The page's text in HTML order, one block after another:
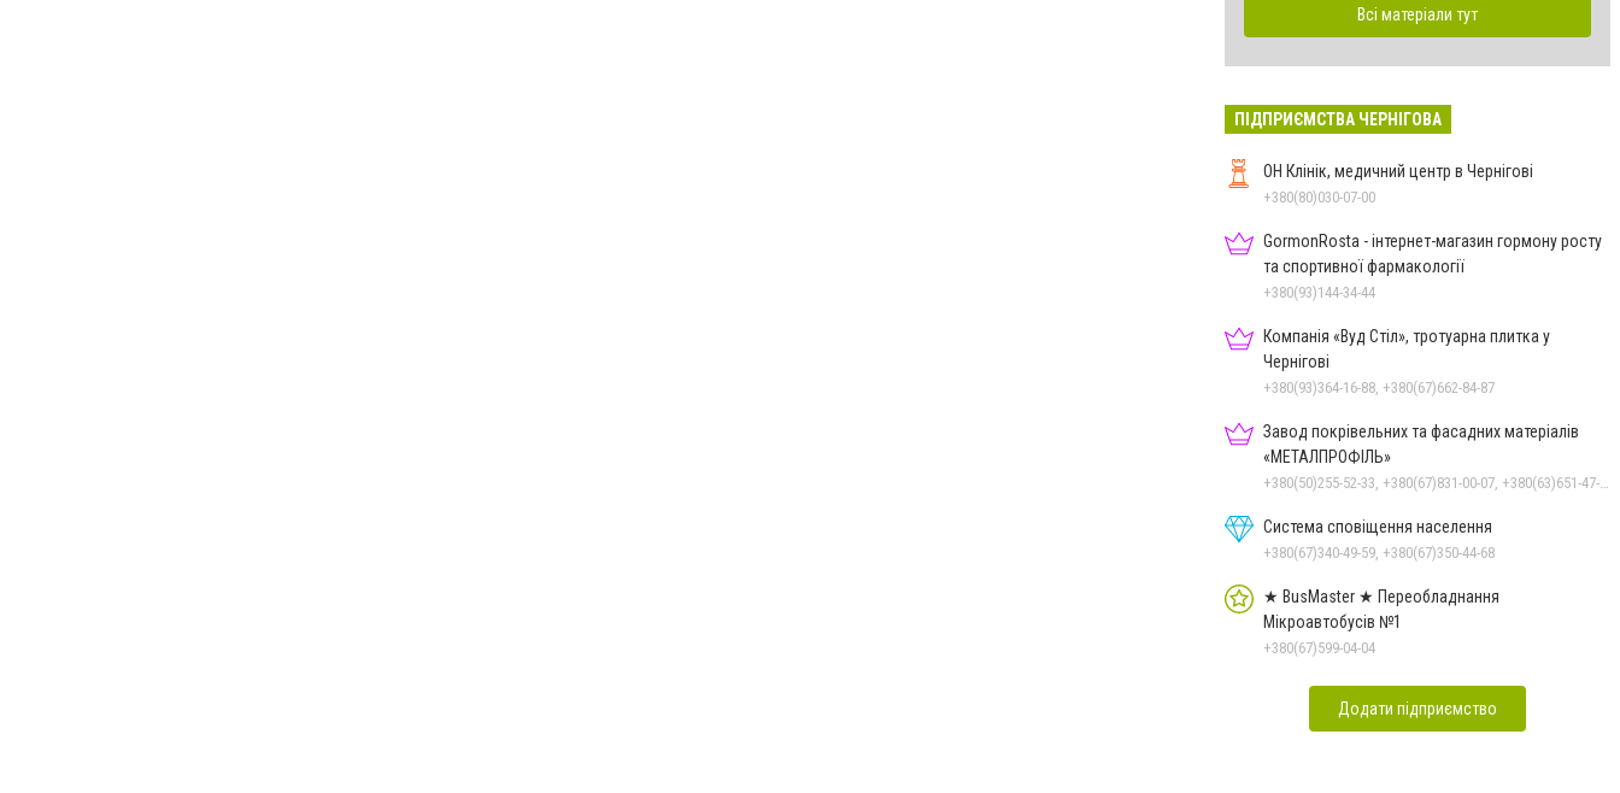
Всі матеріали тут
ПІДПРИЄМСТВА ЧЕРНІГОВА
ОН Клінік, медичний центр в Чернігові
+380(80)030-07-00
GormonRosta - інтернет-магазин гормону росту
та спортивної фармакології
+380(93)144-34-44
Компанія «Вуд Стіл», тротуарна плитка у
Чернігові
+380(93)364-16-88, +380(67)662-84-87
Завод покрівельних та фасадних матеріалів
«МЕТАЛПРОФІЛЬ»
Система сповіщення населення
+380(67)340-49-59, +380(67)350-44-68
★ BusMaster ★ Переобладнання
Мікроавтобусів №1
+380(67)599-04-04
Додати підприємство